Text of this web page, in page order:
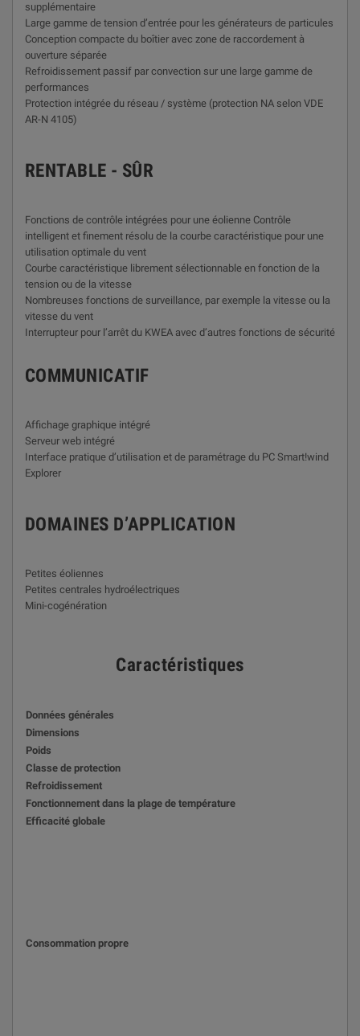
supplémentaire
Large gamme de tension d’entrée pour les générateurs de particules
Conception compacte du boîtier avec zone de raccordement à
ouverture séparée
Refroidissement passif par convection sur une large gamme de
performances
Protection intégrée du réseau / système (protection NA selon VDE
AR-N 4105)
RENTABLE - SÛR
Fonctions de contrôle intégrées pour une éolienne Contrôle
intelligent et finement résolu de la courbe caractéristique pour une
utilisation optimale du vent
Courbe caractéristique librement sélectionnable en fonction de la
tension ou de la vitesse
Nombreuses fonctions de surveillance, par exemple la vitesse ou la
vitesse du vent
Interrupteur pour l’arrêt du KWEA avec d’autres fonctions de sécurité
COMMUNICATIF
Affichage graphique intégré
Serveur web intégré
Interface pratique d’utilisation et de paramétrage du PC Smart!wind
Explorer
DOMAINES D’APPLICATION
Petites éoliennes
Petites centrales hydroélectriques
Mini-cogénération
Caractéristiques
Données générales
Dimensions
Poids
Classe de protection
Refroidissement
Fonctionnement dans la plage de température
Efficacité globale
Consommation propre